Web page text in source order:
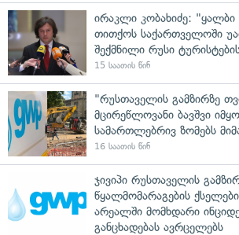
ირაკლი კობახიძე: "ყალბი
თითქოს საქართველოში
შექმნილი რუსი
15 საათის წინ
"რუსთაველის გამზირზე
მცირეწლოვანი ბავშვი
სამართლებრივ ზომებს
16 საათის წინ
ჯივიპი რუსთაველის
წყალმომარაგების
არეალში მომხდარი
განცხადებას ავრცელებს